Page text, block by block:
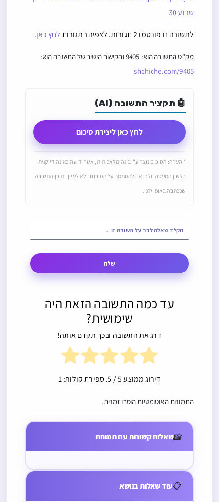
שבוע 30
לתשובה זו פורסמו 2 תגובות. לצפיה בתגובות לחץ כאן.
מק"ט התשובה הוא: 9405 והקישור הישיר של התשובה הוא:
shchiche.com/9405
🤖 תקציר התשובה (AI)
לחץ כאן ליצירת סיכום
* הערה: הסיכום נוצר ע"י בינה מלאכותית, אשר ידועה כאינה דייקנית
בלשון המעטה, ולכן אין להסתמך על הסיכום בלא לעיין בתוכן התשובה
שנכתבה באופן ידני.
שלח
עד כמה התשובה הזאת היה
שימושית?
דרג את התשובה ובכך תקדם אותה!
דירוג ממוצע5/ 5. ספירת קולות: 1
התמונות האוטומטיות הוסרו זמנית.
📸שאלות קשורות עם תמונות
עד אם אתי אליהו ואמר
📋עוד שאלות בנושא